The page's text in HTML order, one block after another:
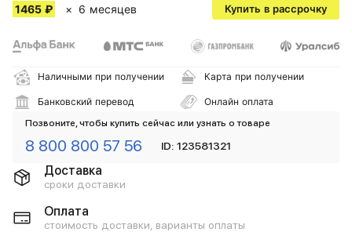
1465 ₽ 6 месяцев Купить в рассрочку
Наличными при получении Карта при получении
Банковский перевод Онлайн оплата
Позвоните, чтобы купить сейчас или узнать о товаре
8 800 800 57 56 ID: 123581321
Доставка
сроки доставки
Оплата
стоимость доставки, варианты оплаты